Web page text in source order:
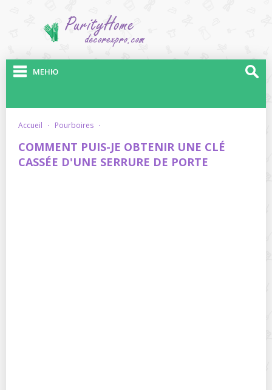
МЕНЮ
accueil · pourboires ·
COMMENT PUIS-JE OBTENIR UNE CLÉ
CASSÉE D'UNE SERRURE DE PORTE